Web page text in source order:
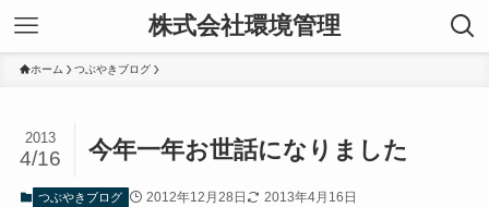
株式会社環境管理
ホーム つぶやきブログ
今年一年お世話になりました
2013
4/16
つぶやきブログ 2012年12月28日 2013年4月16日